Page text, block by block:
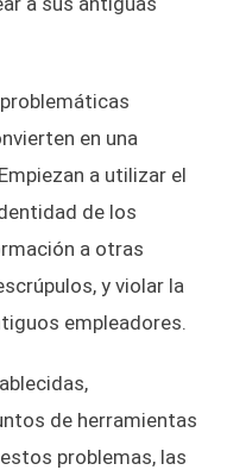
en una
a utilizar el
de los
a otras
y violar la
empleadores.
de herramientas
problemas, las